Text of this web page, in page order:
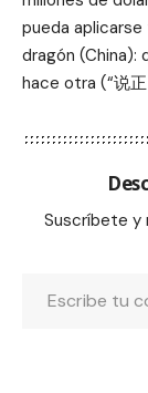
pueda
dragón (China):
hace otra (“说
Suscríbete y